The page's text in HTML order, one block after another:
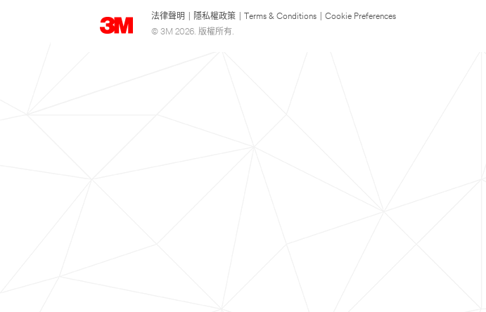
法律聲明 隱私權政策 Terms & Conditions
Cookie Preferences
© 3M 2026. 版權所有.